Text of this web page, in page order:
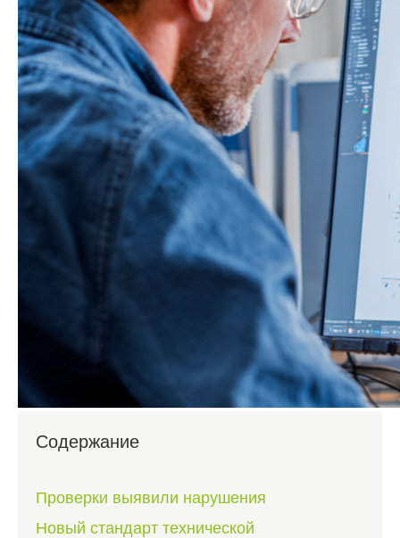
Содержание
Проверки выявили нарушения
Новый стандарт технической